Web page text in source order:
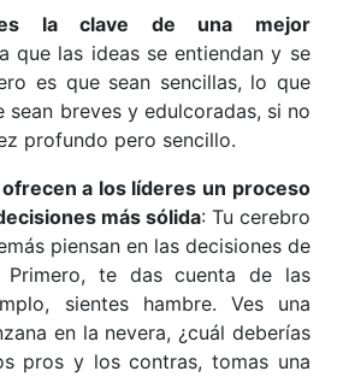
es la clave de una mejor
que las ideas se entiendan y se
es que sean sencillas, lo que
sean breves y edulcoradas, si no
profundo pero sencillo.
a los líderes un proceso
más sólida: Tu cerebro
piensan en las decisiones de
Primero, te das cuenta de las
sientes hambre. Ves una
en la nevera, ¿cuál deberías
pros y los contras, tomas una